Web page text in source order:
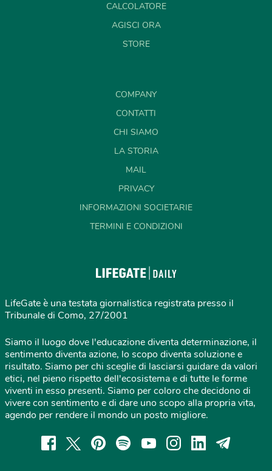
CALCOLATORE
AGISCI ORA
STORE
COMPANY
CONTATTI
CHI SIAMO
LA STORIA
MAIL
PRIVACY
INFORMAZIONI SOCIETARIE
TERMINI E CONDIZIONI
LifeGate è una testata giornalistica registrata presso il
Tribunale di Como, 27/2001
Siamo il luogo dove l'educazione diventa determinazione, il
sentimento diventa azione, lo scopo diventa soluzione e
risultato. Siamo per chi sceglie di lasciarsi guidare da valori
etici, nel pieno rispetto dell'ecosistema e di tutte le forme
viventi in esso presenti. Siamo per coloro che decidono di
vivere con sentimento e di dare uno scopo alla propria vita,
agendo per rendere il mondo un posto migliore.